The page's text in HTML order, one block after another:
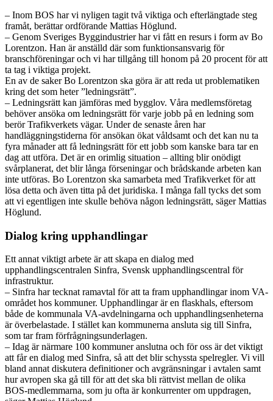
– Inom BOS har vi nyligen tagit två viktiga och efterlängtade steg
framåt, berättar ordförande Mattias Höglund.
– Genom Sveriges Byggindustrier har vi fått en resurs i form av Bo
Lorentzon. Han är anställd där som funktionsansvarig för
branschföreningar och vi har tillgång till honom på 20 procent för att
ta tag i viktiga projekt.
En av de saker Bo Lorentzon ska göra är att reda ut problematiken
kring det som heter ”ledningsrätt”.
– Ledningsrätt kan jämföras med bygglov. Våra medlemsföretag
behöver ansöka om ledningsrätt för varje jobb på en ledning som
berör Trafikverkets vägar. Under de senaste åren har
handläggningstiderna för ansökan ökat våldsamt och det kan nu ta
fyra månader att få ledningsrätt för ett jobb som kanske bara tar en
dag att utföra. Det är en orimlig situation – allting blir onödigt
svårplanerat, det blir långa förseningar och brådskande arbeten kan
inte utföras. Bo Lorentzon ska samarbeta med Trafikverket för att
lösa detta och även titta på det juridiska. I många fall tycks det som
att vi egentligen inte skulle behöva någon ledningsrätt, säger Mattias
Höglund.
Dialog kring upphandlingar
Ett annat viktigt arbete är att skapa en dialog med
upphandlingscentralen Sinfra, Svensk upphandlingscentral för
infrastruktur.
– Sinfra har tecknat ramavtal för att ta fram upphandlingar inom VA-
området hos kommuner. Upphandlingar är en flaskhals, eftersom
både de kommunala VA-avdelningarna och upphandlingsenheterna
är överbelastade. I stället kan kommunerna ansluta sig till Sinfra,
som tar fram förfrågningsunderlagen.
– Idag är närmare 100 kommuner anslutna och för oss är det viktigt
att får en dialog med Sinfra, så att det blir schyssta spelregler. Vi vill
bland annat diskutera definitioner och avgränsningar i avtalen samt
hur avropen ska gå till för att det ska bli rättvist mellan de olika
BOS-medlemmarna, som ju ofta är konkurrenter om uppdragen,